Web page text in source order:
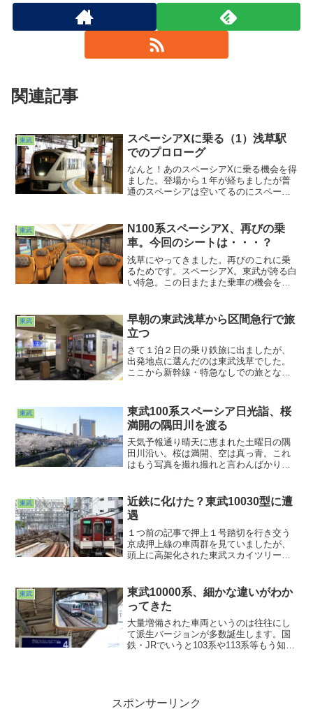
関連記事
東武
スペーシアXに乗る（1）浅草駅
でのプロローグ
なんと！あのスペーシアXに乗る機会を得
ました。登場から１年が経ちましたが普
通のスペーシアは空いてるのにスペーシ
てありがたい・・・。ということで旅は
東武浅草駅からスタートします。
東武
N100系スペーシアX、再びの乗
車。今回のシートは・・・？
浅草にやってきました。再びのこれに乗
るためです。スペーシアX。東武が誇る白
い特急。この日またまた乗車の機会を得
ムシートでした。これ、リクライニング
が電動なんですよね。
東武
早朝の東武浅草から区間急行で旅
立つ
さて１泊２日の乗り鉄旅に出ましたが、
出発地点に選んだのは東武浅草でした。
ここから新幹線・特急なしでの旅となり
ぶりの浅草駅の模様から。あの独特の雰
囲気が好きですねぇ。できればスペーシ
アあたりに乗りたいところでした
が・・・。次回は道中の模様です。
東武
東武100系スペーシア日光詣、桜
満開の隅田川を渡る
天気予報通り晴天に恵まれた土曜日の隅
田川沿い。桜は満開、空は真っ青。これ
はもう写真を撮れ撮れと言わんばかりの
て東武と絡めようか？と変な方向にカメ
ラを向けているおっさんがここに１人w。
東武
近鉄に化けた？東武10030型に遭
遇
１つ前の記事で押上１号踏切を行き交う
京成押上線の車両群を見ていましたが、
頭上に高架化された東武スカイツリーラ
は・・・！まさかこのタイミングで現れ
るとは。早速今通過した列車と折り返し
になる列車を乗換案内で予測。
東武
東武10000系、細かな違いがわか
ってきた
大量増備された車両というのは往往にし
て派生バージョンが多数誕生します。国
鉄・JRでいうと103系や113系等もう知ら
てはなんか違うな？くらいにしか感じて
スポンサーリンク